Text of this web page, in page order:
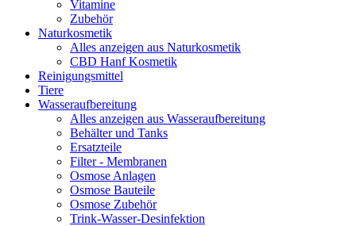
Vitamine
Zubehör
Naturkosmetik
Alles anzeigen aus Naturkosmetik
CBD Hanf Kosmetik
Reinigungsmittel
Tiere
Wasseraufbereitung
Alles anzeigen aus Wasseraufbereitung
Behälter und Tanks
Ersatzteile
Filter - Membranen
Osmose Anlagen
Osmose Bauteile
Osmose Zubehör
Trink-Wasser-Desinfektion